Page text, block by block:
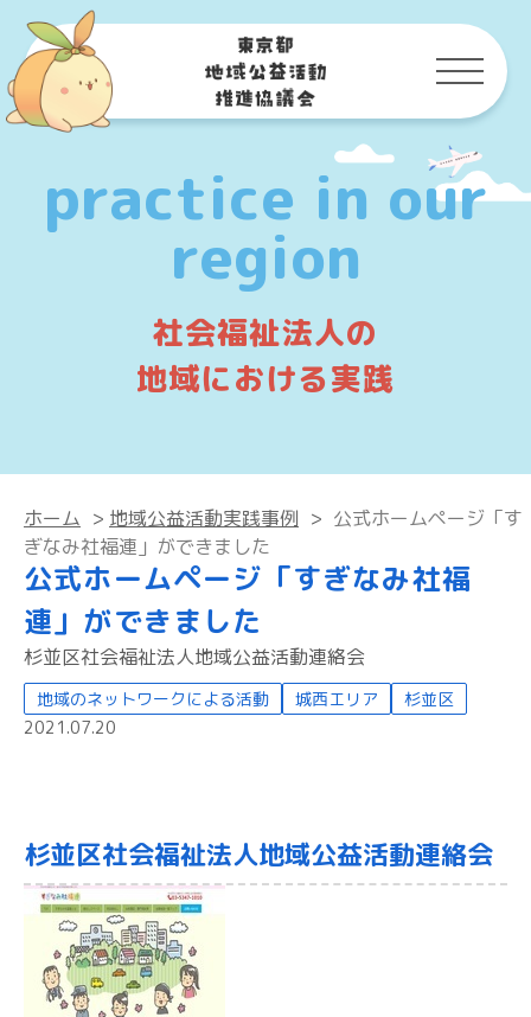
practice in our
region
社会福祉法人の
地域における実践
ホーム > 地域公益活動実践事例 > 公式ホームページ「す
ぎなみ社福連」ができました
公式ホームページ「すぎなみ社福
連」ができました
杉並区社会福祉法人地域公益活動連絡会
地域のネットワークによる活動 城西エリア
杉並区
2021.07.20
杉並区社会福祉法人地域公益活動連絡会